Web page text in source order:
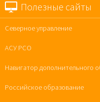
Полезные сайты
Северное управление
АСУ РСО
Навигатор дополнительного
Российское образование